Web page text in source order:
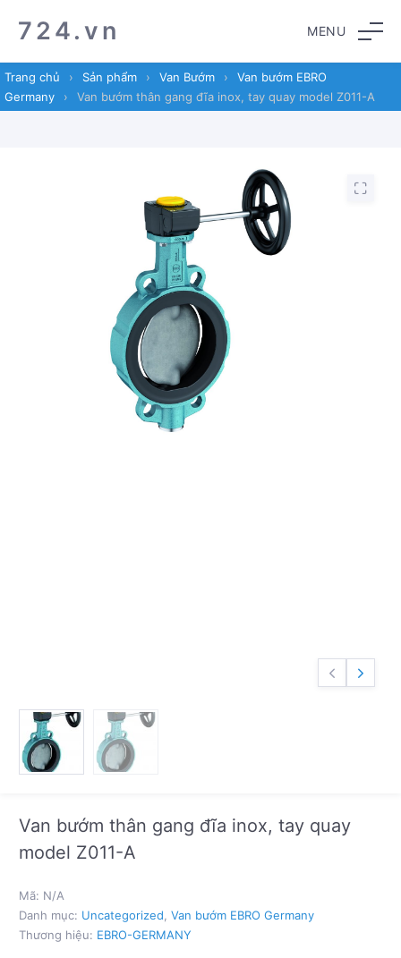
to
navigation
to
content
724.vn MENU
Trang chủ › Sản phẩm › Van Bướm ›
Van bướm EBRO
Germany
› Van bướm thân gang đĩa inox, tay quay model Z011-A
Van bướm thân gang đĩa inox, tay quay
model Z011-A
Mã: N/A
Danh mục: Uncategorized, Van bướm EBRO Germany
Thương hiệu: EBRO-GERMANY